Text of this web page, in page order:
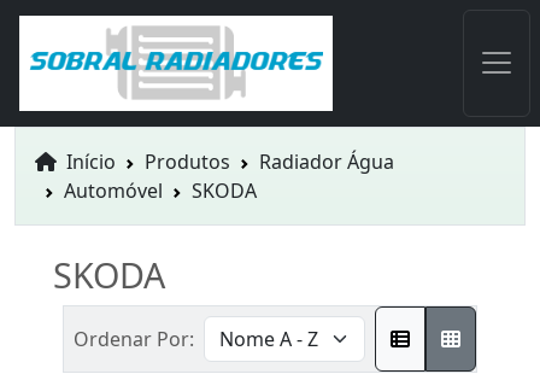
Início Produtos
Radiador Água
Automóvel
SKODA
SKODA
Ordenar Por: